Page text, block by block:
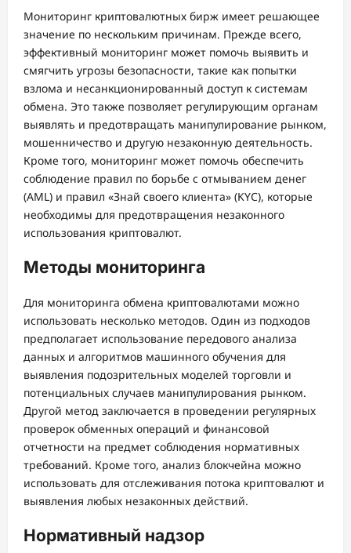
Мониторинг криптовалютных бирж имеет решающее
значение по нескольким причинам. Прежде всего,
эффективный мониторинг может помочь выявить и
смягчить угрозы безопасности, такие как попытки
взлома и несанкционированный доступ к системам
обмена. Это также позволяет регулирующим органам
выявлять и предотвращать манипулирование рынком,
мошенничество и другую незаконную деятельность.
Кроме того, мониторинг может помочь обеспечить
соблюдение правил по борьбе с отмыванием денег
(AML) и правил «Знай своего клиента» (KYC), которые
необходимы для предотвращения незаконного
использования криптовалют.
Методы мониторинга
Для мониторинга обмена криптовалютами можно
использовать несколько методов. Один из подходов
предполагает использование передового анализа
данных и алгоритмов машинного обучения для
выявления подозрительных моделей торговли и
потенциальных случаев манипулирования рынком.
Другой метод заключается в проведении регулярных
проверок обменных операций и финансовой
отчетности на предмет соблюдения нормативных
требований. Кроме того, анализ блокчейна можно
использовать для отслеживания потока криптовалют и
выявления любых незаконных действий.
Нормативный надзор